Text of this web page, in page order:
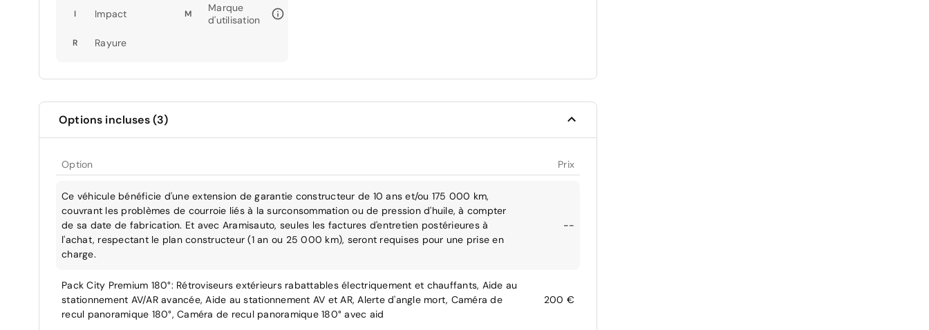
I Impact M
Marque
d'utilisation
R Rayure
Options incluses (3)
Option Prix
Ce véhicule bénéficie d'une extension de garantie constructeur de 10 ans et/ou 175 000 km,
couvrant les problèmes de courroie liés à la surconsommation ou de pression d'huile, à compter
de sa date de fabrication. Et avec Aramisauto, seules les factures d'entretien postérieures à
l'achat, respectant le plan constructeur (1 an ou 25 000 km), seront requises pour une prise en
charge.
--
Pack City Premium 180°: Rétroviseurs extérieurs rabattables électriquement et chauffants, Aide au
stationnement AV/AR avancée, Aide au stationnement AV et AR, Alerte d'angle mort, Caméra de
recul panoramique 180°, Caméra de recul panoramique 180° avec aid
200 €